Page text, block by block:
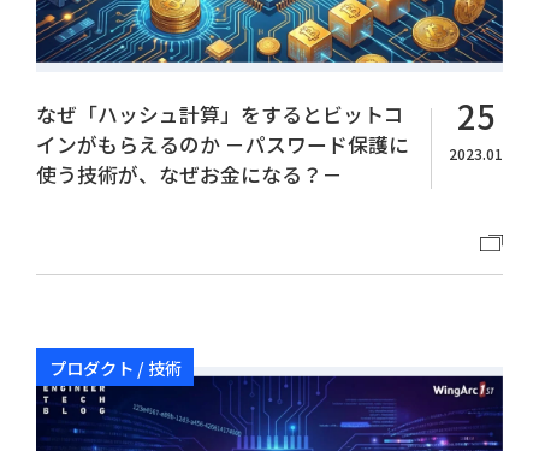
なぜ「ハッシュ計算」をするとビットコ
インがもらえるのか －パスワード保護に
使う技術が、なぜお金になる？－
25
2023.01
プロダクト / 技術